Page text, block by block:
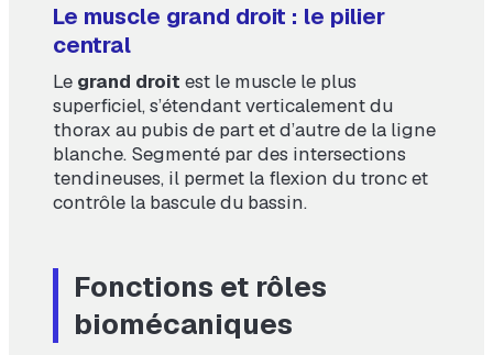
Le muscle grand droit : le pilier
central
Le grand droit est le muscle le plus
superficiel, s’étendant verticalement du
thorax au pubis de part et d’autre de la ligne
blanche. Segmenté par des intersections
tendineuses, il permet la flexion du tronc et
contrôle la bascule du bassin.
Fonctions et rôles
biomécaniques